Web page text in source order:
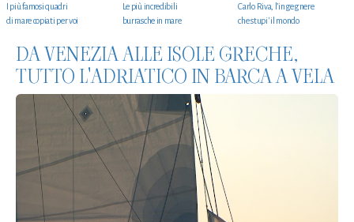
I più famosi quadri
di mare copiati per voi
Le più incredibili
burrasche in mare
Carlo Riva, l’ingegnere
che stupi' il mondo
DA VENEZIA ALLE ISOLE GRECHE,
TUTTO L'ADRIATICO IN BARCA A VELA